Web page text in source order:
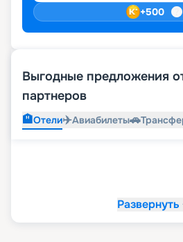
+500
Выгодные предложения
партнеров
🏨Отели✈️Авиабилеты🚗
Развернуть